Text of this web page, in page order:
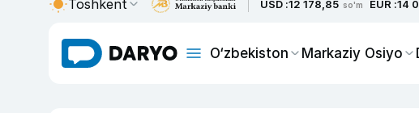
Toshkent USD :12 178,85 so'm EUR :14
O‘zbekiston Markaziy Osiyo